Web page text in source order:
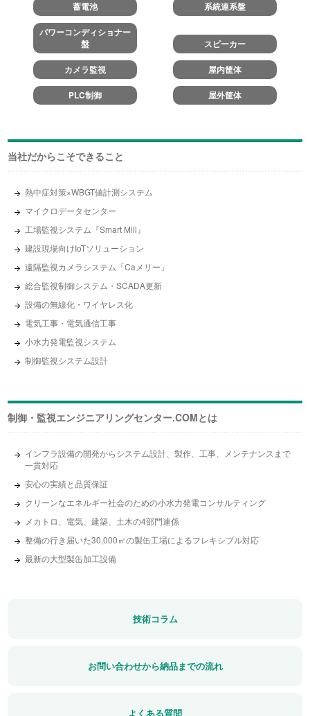
蓄電池 系統連系盤
パワーコンディショナー
盤
スピーカー
カメラ監視 屋内筐体
PLC制御 屋外筐体
当社だからこそできること
熱中症対策×WBGT値計測システム
マイクロデータセンター
工場監視システム『Smart Mill』
建設現場向けIoTソリューション
遠隔監視カメラシステム「Caメリー」
総合監視制御システム・SCADA更新
設備の無線化・ワイヤレス化
電気工事・電気通信工事
小水力発電監視システム
制御監視システム設計
制御・監視エンジニアリングセンター.COMとは
インフラ設備の開発からシステム設計、製作、工事、メンテナンスまで
一貫対応
安心の実績と品質保証
クリーンなエネルギー社会のための小水力発電コンサルティング
メカトロ、電気、建築、土木の4部門連係
整備の行き届いた30,000㎡の製缶工場によるフレキシブル対応
最新の大型製缶加工設備
技術コラム
お問い合わせから納品までの流れ
よくある質問